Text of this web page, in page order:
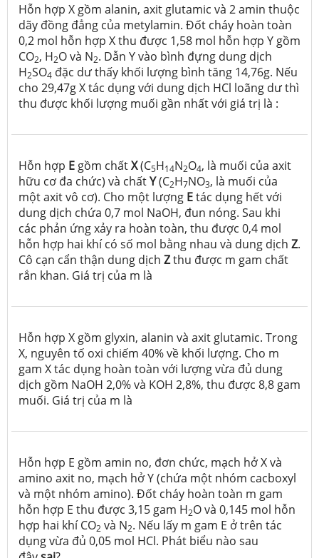
Hỗn hợp X gồm alanin, axit glutamic và 2 amin thuộc
dãy đồng đẳng của metylamin. Đốt cháy hoàn toàn
0,2 mol hỗn hợp X thu được 1,58 mol hỗn hợp Y gồm
CO2, H2O và N2. Dẫn Y vào bình đựng dung dịch
H2SO4 đặc dư thấy khối lượng bình tăng 14,76g. Nếu
cho 29,47g X tác dụng với dung dịch HCl loãng dư thì
thu được khối lượng muối gần nhất với giá trị là :
Hỗn hợp E gồm chấtX(C5H14N2O4, là muối của axit
hữu cơ đa chức) và chấtY(C2H7NO3, là muối của
một axit vô cơ). Cho một lượng Etác dụng hết với
dung dịch chứa 0,7 mol NaOH, đun nóng. Sau khi
các phản ứng xảy ra hoàn toàn, thu được 0,4 mol
hỗn hợp hai khí có số mol bằng nhau và dung dịch Z.
Cô cạn cẩn thận dung dịch Zthu được m gam chất
rắn khan. Giá trị của m là
Hỗn hợp X gồm glyxin, alanin và axit glutamic. Trong
X, nguyên tố oxi chiếm 40% về khối lượng. Cho m
gam X tác dụng hoàn toàn với lượng vừa đủ dung
dịch gồm NaOH 2,0% và KOH 2,8%, thu được 8,8 gam
muối. Giá trị của m là
Hỗn hợp E gồm amin no, đơn chức, mạch hở X và
amino axit no, mạch hở Y (chứa một nhóm cacboxyl
và một nhóm amino). Đốt cháy hoàn toàn m gam
hỗn hợp E thu được 3,15 gam H2O và 0,145 mol hỗn
hợp hai khí CO2 và N2. Nếu lấy m gam E ở trên tác
dụng vừa đủ 0,05 mol HCl. Phát biểu nào sau